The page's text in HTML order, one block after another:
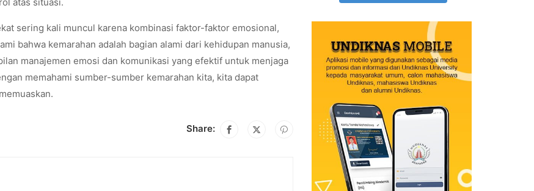
sering kali muncul karena kombinasi faktor-faktor emosional,
bahwa kemarahan adalah bagian alami dari kehidupan manusia,
manajemen emosi dan komunikasi yang efektif untuk menjaga
memahami sumber-sumber kemarahan kita, kita dapat
Share: